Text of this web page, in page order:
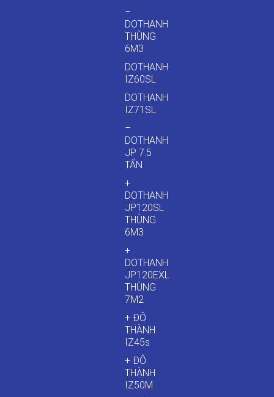
–
DOTHANH
THÙNG
6M3
DOTHANH
IZ60SL
DOTHANH
IZ71SL
–
DOTHANH
JP 7.5
TẤN
+
DOTHANH
JP120SL
THÙNG
6M3
+
DOTHANH
JP120EXL
THÙNG
7M2
+ ĐÔ
THÀNH
IZ45s
+ ĐÔ
THÀNH
IZ50M